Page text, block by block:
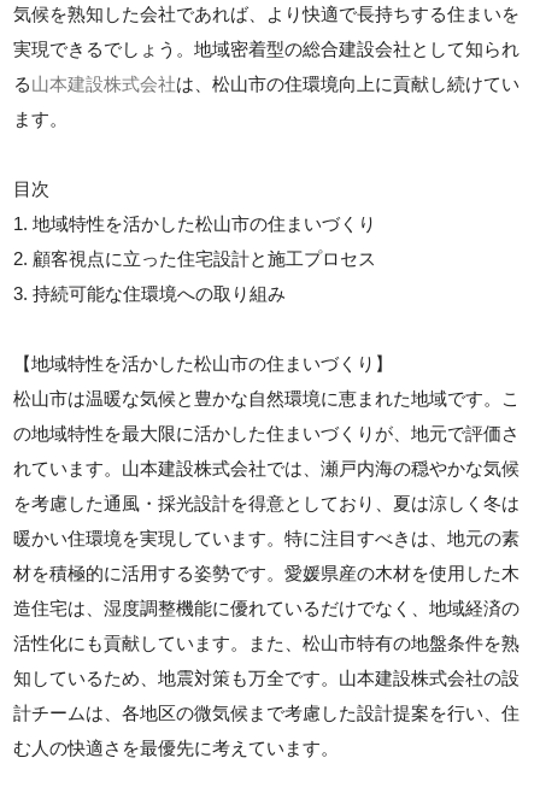
気候を熟知した会社であれば、より快適で長持ちする住まいを
実現できるでしょう。地域密着型の総合建設会社として知られ
る山本建設株式会社は、松山市の住環境向上に貢献し続けてい
ます。
目次
1. 地域特性を活かした松山市の住まいづくり
2. 顧客視点に立った住宅設計と施工プロセス
3. 持続可能な住環境への取り組み
【地域特性を活かした松山市の住まいづくり】
松山市は温暖な気候と豊かな自然環境に恵まれた地域です。こ
の地域特性を最大限に活かした住まいづくりが、地元で評価さ
れています。山本建設株式会社では、瀬戸内海の穏やかな気候
を考慮した通風・採光設計を得意としており、夏は涼しく冬は
暖かい住環境を実現しています。特に注目すべきは、地元の素
材を積極的に活用する姿勢です。愛媛県産の木材を使用した木
造住宅は、湿度調整機能に優れているだけでなく、地域経済の
活性化にも貢献しています。また、松山市特有の地盤条件を熟
知しているため、地震対策も万全です。山本建設株式会社の設
計チームは、各地区の微気候まで考慮した設計提案を行い、住
む人の快適さを最優先に考えています。